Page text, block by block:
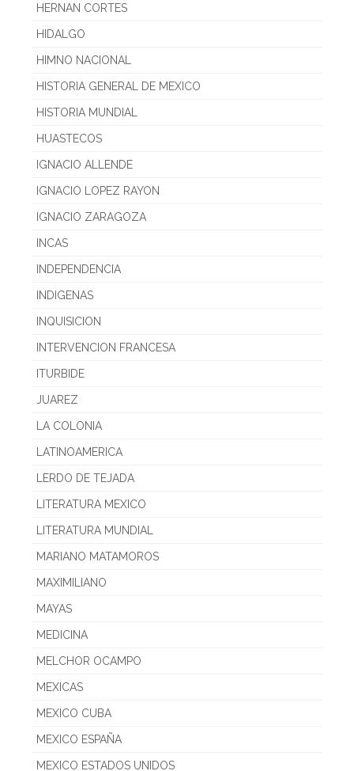
HERNAN CORTES
HIDALGO
HIMNO NACIONAL
HISTORIA GENERAL DE MEXICO
HISTORIA MUNDIAL
HUASTECOS
IGNACIO ALLENDE
IGNACIO LOPEZ RAYON
IGNACIO ZARAGOZA
INCAS
INDEPENDENCIA
INDIGENAS
INQUISICION
INTERVENCION FRANCESA
ITURBIDE
JUAREZ
LA COLONIA
LATINOAMERICA
LERDO DE TEJADA
LITERATURA MEXICO
LITERATURA MUNDIAL
MARIANO MATAMOROS
MAXIMILIANO
MAYAS
MEDICINA
MELCHOR OCAMPO
MEXICAS
MEXICO CUBA
MEXICO ESPAÑA
MEXICO ESTADOS UNIDOS